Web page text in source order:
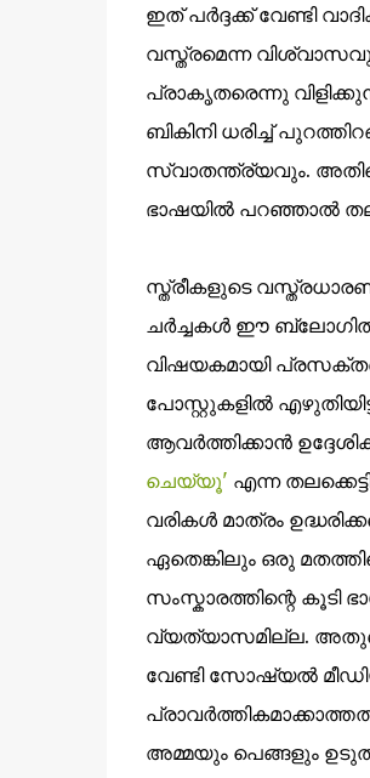
ഇത് പർദ്ദക്ക് വേണ്ടി
വസ്ത്രമെന്ന
പ്രാകൃതരെന്നു
ബികിനി ധരിച്ച്
സ്വാതന്ത്ര്യവും.
ഭാഷയിൽ പറഞ്ഞാൽ
സ്ത്രീകളുടെ വസ്ത്രധാരണ
ചർച്ചകൾ ഈ ബ്ലോഗിൽ
വിഷയകമായി
പോസ്റ്റുകളിൽ
ആവർത്തിക്കാൻ
ചെയ്യൂ' എന്ന
വരികൾ മാത്രം
ഏതെങ്കിലും ഒരു
സംസ്കാരത്തിന്റെ കൂടി
വ്യത്യാസമില്ല.
വേണ്ടി സോഷ്യല്‍
അമ്മയും പെങ്ങളും